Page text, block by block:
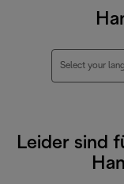
Select your
Leider sind